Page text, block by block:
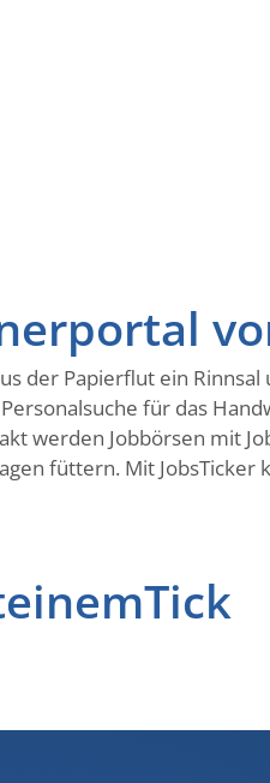
der Papierflut ein
für das
werden Jobbörsen mit
füttern. Mit JobsTicker